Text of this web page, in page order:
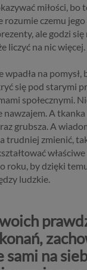
miłości, bo
rozumie czemu
ale godzi
liczyć na nic więcej.
na pomysł,
się pod starymi
społecznymi.
nawzajem. A
grubsza. A
trudniej zmienić,
roku, by dzięki
ludzkie.
sami na